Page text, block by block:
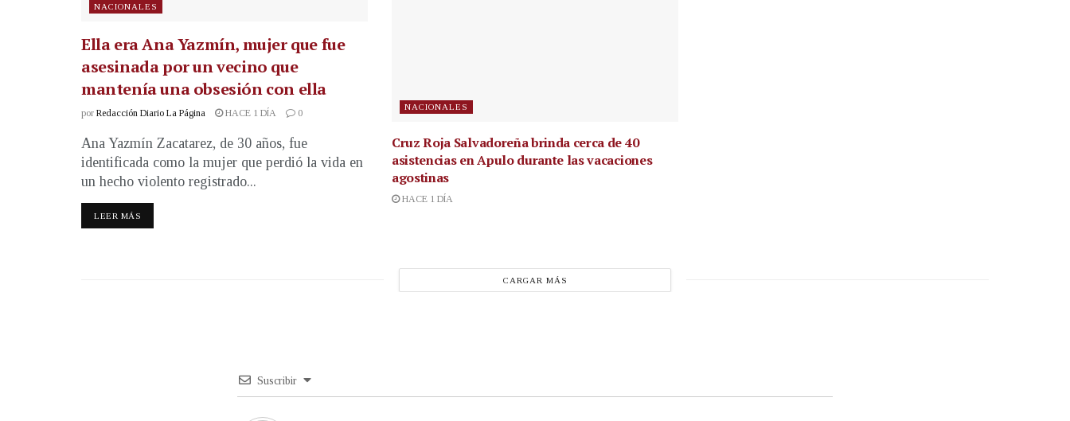
NACIONALES
Ella era Ana Yazmín, mujer que fue
asesinada por un vecino que
mantenía una obsesión con ella
por Redacción Diario La Página HACE 1 DÍA 0
Ana Yazmín Zacatarez, de 30 años, fue
identificada como la mujer que perdió la vida en
un hecho violento registrado...
LEER MÁS
NACIONALES
Cruz Roja Salvadoreña brinda cerca de 40
asistencias en Apulo durante las vacaciones
agostinas
HACE 1 DÍA
CARGAR MÁS
Suscribir